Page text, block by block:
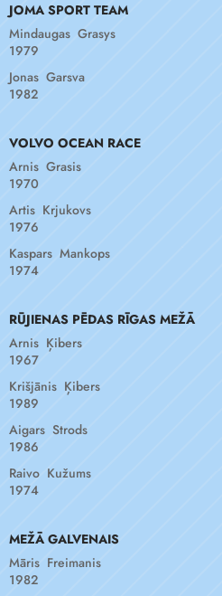
JOMA SPORT TEAM
Mindaugas Grasys
1979
Jonas Garsva
1982
VOLVO OCEAN RACE
Arnis Grasis
1970
Artis Krjukovs
1976
Kaspars Mankops
1974
RŪJIENAS PĒDAS RĪGAS MEŽĀ
Arnis Ķibers
1967
Krišjānis Ķibers
1989
Aigars Strods
1986
Raivo Kužums
1974
MEŽĀ GALVENAIS
Māris Freimanis
1982